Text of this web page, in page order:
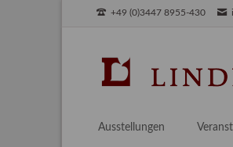
+49 (0)3447 8955-430
Ausstellungen